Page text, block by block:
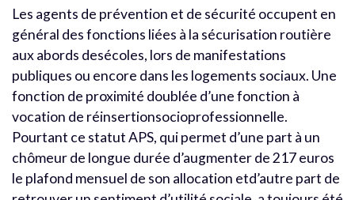
Les agents de prévention et de sécurité occupent en
général des fonctions liées à la sécurisation routière
aux abords desécoles, lors de manifestations
publiques ou encore dans les logements sociaux. Une
fonction de proximité doublée d’une fonction à
vocation de réinsertionsocioprofessionnelle.
Pourtant ce statut APS, qui permet d’une part à un
chômeur de longue durée d’augmenter de 217 euros
le plafond mensuel de son allocation etd’autre part de